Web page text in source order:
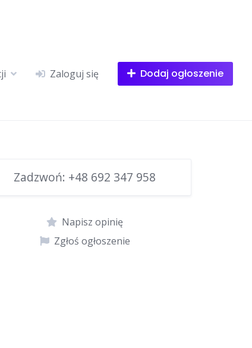
Zaloguj się Dodaj ogłoszenie
Zadzwoń: +48 692 347 958
Napisz opinię
Zgłoś ogłoszenie